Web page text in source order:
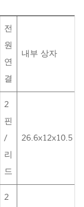
전
원
연
결
내부 상자
2
핀
/
리
드
26.6x12x10.5
2